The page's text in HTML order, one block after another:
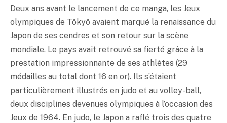
Deux ans avant le lancement de ce manga, les Jeux
olympiques de Tôkyô avaient marqué la renaissance du
Japon de ses cendres et son retour sur la scène
mondiale. Le pays avait retrouvé sa fierté grâce à la
prestation impressionnante de ses athlètes (29
médailles au total dont 16 en or). Ils s’étaient
particulièrement illustrés en judo et au volley-ball,
deux disciplines devenues olympiques à l’occasion des
Jeux de 1964. En judo, le Japon a raflé trois des quatre